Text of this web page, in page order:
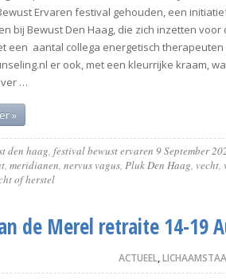
Ervaren festival gehouden, een
bij Bewust Den Haag, die zich inzetten
een aantal collega energetisch
er ook, met een kleurrijke kraam,
…
»
den haag, festival bewust ervaren 9 September
, meridianen, nervus vagus, Pluk Den Haag, vecht,
of herstel
de Merel retraite 14-19
ACTUEEL,